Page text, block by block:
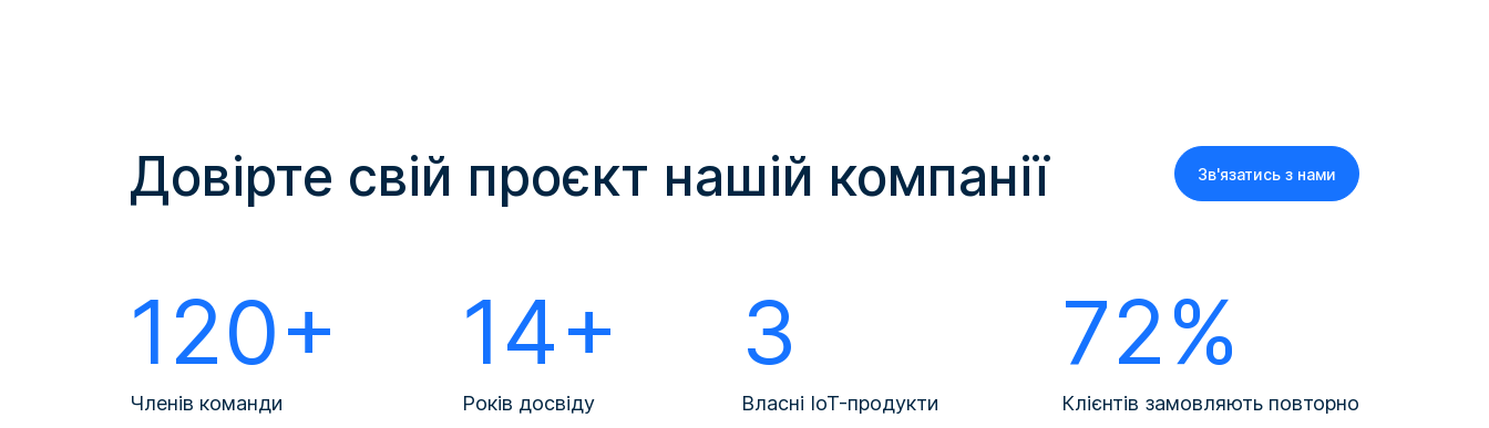
Довірте свій проєкт нашій компанії Зв'язатись з нами
120+
Членів команди
14+
Років досвіду
3
Власні IoT-продукти
72%
Клієнтів замовляють повторно